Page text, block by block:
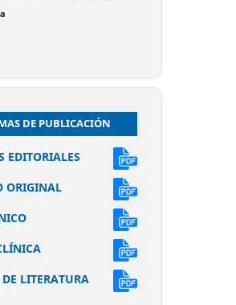
DE PUBLICACIÓN
EDITORIALES
ORIGINAL
LITERATURA